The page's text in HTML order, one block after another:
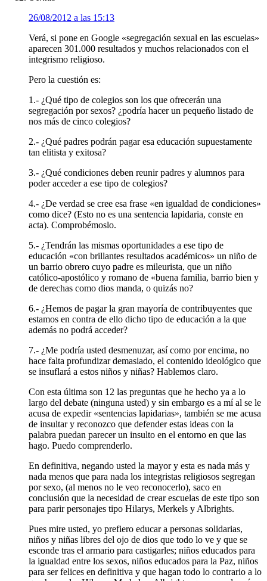
26/08/2012 a las 15:13
Verá, si pone en Google «segregación sexual en las escuelas»
aparecen 301.000 resultados y muchos relacionados con el
integrismo religioso.
Pero la cuestión es:
1.- ¿Qué tipo de colegios son los que ofrecerán una
segregación por sexos? ¿podría hacer un pequeño listado de
nos más de cinco colegios?
2.- ¿Qué padres podrán pagar esa educación supuestamente
tan elitista y exitosa?
3.- ¿Qué condiciones deben reunir padres y alumnos para
poder acceder a ese tipo de colegios?
4.- ¿De verdad se cree esa frase «en igualdad de condiciones»
como dice? (Esto no es una sentencia lapidaria, conste en
acta). Comprobémoslo.
5.- ¿Tendrán las mismas oportunidades a ese tipo de
educación «con brillantes resultados académicos» un niño de
un barrio obrero cuyo padre es mileurista, que un niño
católico-apostólico y romano de «buena familia, barrio bien y
de derechas como dios manda, o quizás no?
6.- ¿Hemos de pagar la gran mayoría de contribuyentes que
estamos en contra de ello dicho tipo de educación a la que
además no podrá acceder?
7.- ¿Me podría usted desmenuzar, así como por encima, no
hace falta profundizar demasiado, el contenido ideológico que
se insuflará a estos niños y niñas? Hablemos claro.
Con esta última son 12 las preguntas que he hecho ya a lo
largo del debate (ninguna usted) y sin embargo es a mí al se le
acusa de expedir «sentencias lapidarias», también se me acusa
de insultar y reconozco que defender estas ideas con la
palabra puedan parecer un insulto en el entorno en que las
hago. Puedo comprenderlo.
En definitiva, negando usted la mayor y esta es nada más y
nada menos que para nada los integristas religiosos segregan
por sexo, (al menos no le veo reconocerlo), saco en
conclusión que la necesidad de crear escuelas de este tipo son
para parir personajes tipo Hilarys, Merkels y Albrights.
Pues mire usted, yo prefiero educar a personas solidarias,
niños y niñas libres del ojo de dios que todo lo ve y que se
esconde tras el armario para castigarles; niños educados para
la igualdad entre los sexos, niños educados para la Paz, niños
para ser felices en definitiva y que hagan todo lo contrario a lo